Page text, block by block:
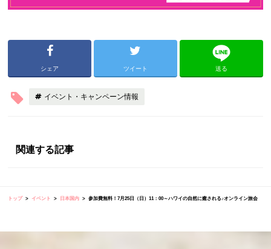
シェア ツイート 送る
イベント・キャンペーン情報
関連する記事
トップ イベント 日本国内 参加費無料！7月25日（日）11：00～ハワイの自然に癒される♪オンライン旅会